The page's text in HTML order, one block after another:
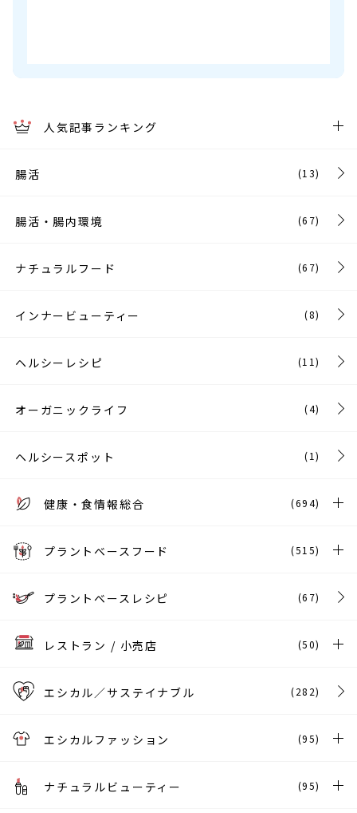
人気記事ランキング
腸活 (13)
腸活・腸内環境 (67)
ナチュラルフード (67)
インナービューティー (8)
ヘルシーレシピ (11)
オーガニックライフ (4)
ヘルシースポット (1)
健康・食情報総合 (694)
プラントベースフード (515)
プラントベースレシピ (67)
レストラン / 小売店 (50)
エシカル／サステイナブル (282)
エシカルファッション (95)
ナチュラルビューティー (95)